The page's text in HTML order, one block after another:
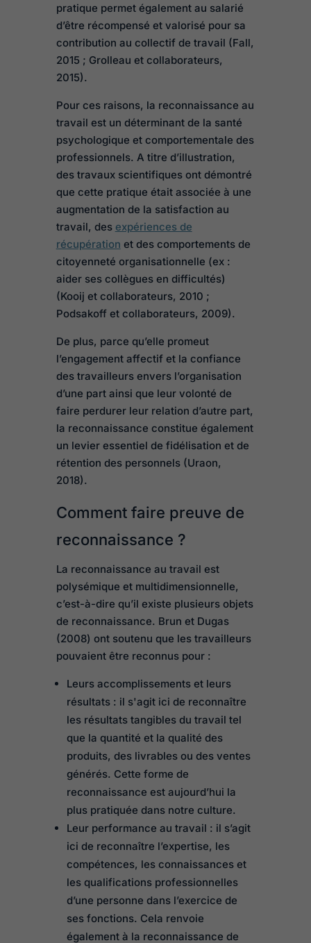
pratique permet également au salarié
d’être récompensé et valorisé pour sa
contribution au collectif de travail (Fall,
2015 ; Grolleau et collaborateurs,
2015).
Pour ces raisons, la reconnaissance au
travail est un déterminant de la santé
psychologique et comportementale des
professionnels. A titre d’illustration,
des travaux scientifiques ont démontré
que cette pratique était associée à une
augmentation de la satisfaction au
travail, des expériences de
récupération et des comportements de
citoyenneté organisationnelle (ex :
aider ses collègues en difficultés)
(Kooij et collaborateurs, 2010 ;
Podsakoff et collaborateurs, 2009).
De plus, parce qu’elle promeut
l’engagement affectif et la confiance
des travailleurs envers l’organisation
d’une part ainsi que leur volonté de
faire perdurer leur relation d’autre part,
la reconnaissance constitue également
un levier essentiel de fidélisation et de
rétention des personnels (Uraon,
2018).
Comment faire preuve de
reconnaissance ?
La reconnaissance au travail est
polysémique et multidimensionnelle,
c’est-à-dire qu’il existe plusieurs objets
de reconnaissance. Brun et Dugas
(2008) ont soutenu que les travailleurs
pouvaient être reconnus pour :
Leurs accomplissements et leurs
résultats : il s'agit ici de reconnaître
les résultats tangibles du travail tel
que la quantité et la qualité des
produits, des livrables ou des ventes
générés. Cette forme de
reconnaissance est aujourd’hui la
plus pratiquée dans notre culture.
Leur performance au travail : il s’agit
ici de reconnaître l’expertise, les
compétences, les connaissances et
les qualifications professionnelles
d’une personne dans l’exercice de
ses fonctions. Cela renvoie
également à la reconnaissance de